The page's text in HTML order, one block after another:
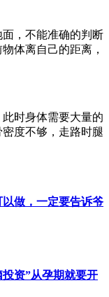
，不能准确的判断
体离自己的距离，
时身体需要大量的
度不够，走路时腿
做，一定要告诉爷
资”从孕期就要开